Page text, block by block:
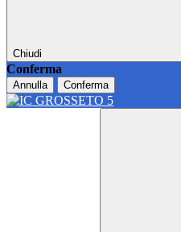
Chiudi
Conferma
Annulla Conferma